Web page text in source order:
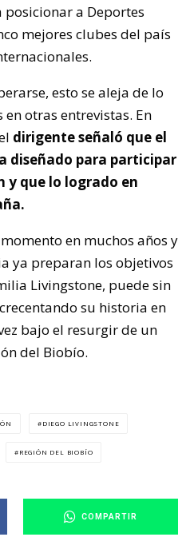
a Deportes
mejores clubes del país
esto se aleja de lo
otras entrevistas. En
dirigente señaló que el
diseñado para participar
y que lo logrado en
en muchos años y
ya preparan los objetivos
Livingstone, puede sin
su historia en
bajo el resurgir de un
del Biobío.
DIEGO LIVINGSTONE
REGIÓN DEL BIOBÍO
COMPARTIR